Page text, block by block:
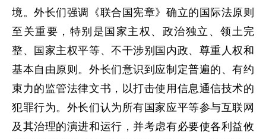
境。外长们强调《联合国宪章》确立的国际法原则
至关重要，特别是国家主权、政治独立、领土完
整、国家主权平等、不干涉别国内政、尊重人权和
基本自由原则。外长们意识到应制定普遍的、有约
束力的监管法律文书，以打击使用信息通信技术的
犯罪行为。外长们认为所有国家应平等参与互联网
及其治理的演进和运行，并考虑有必要使各利益攸